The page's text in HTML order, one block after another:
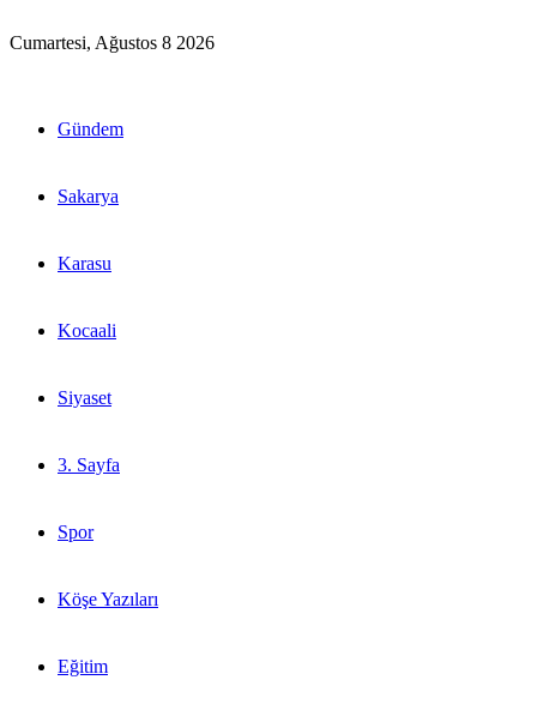
Cumartesi, Ağustos 8 2026
Gündem
Sakarya
Karasu
Kocaali
Siyaset
3. Sayfa
Spor
Köşe Yazıları
Eğitim